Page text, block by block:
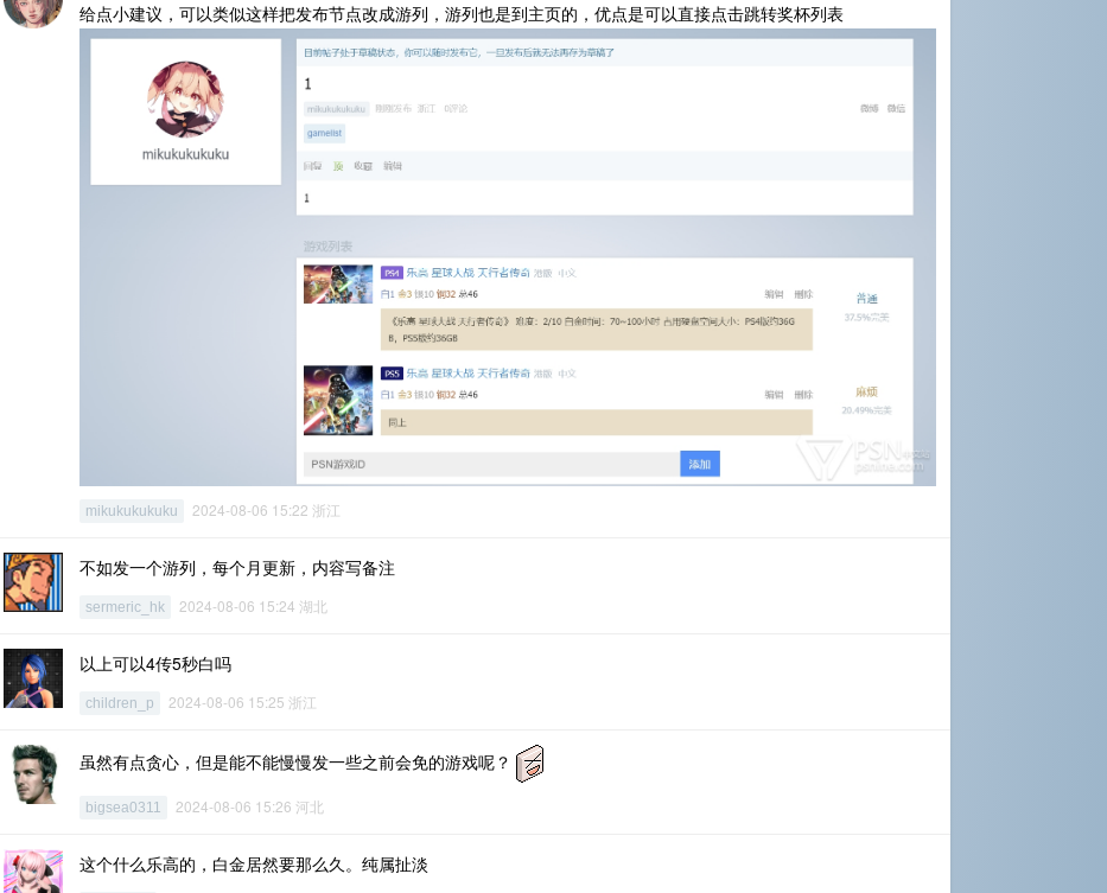
给点小建议，可以类似这样把发布节点改成游列，游列也是到主页的，优点是可以直接点击跳转奖杯列表
mikukukukuku 2024-08-06 15:22 浙江
不如发一个游列，每个月更新，内容写备注
sermeric_hk 2024-08-06 15:24 湖北
以上可以4传5秒白吗
children_p 2024-08-06 15:25 浙江
虽然有点贪心，但是能不能慢慢发一些之前会免的游戏呢？
bigsea0311 2024-08-06 15:26 河北
这个什么乐高的，白金居然要那么久。纯属扯淡